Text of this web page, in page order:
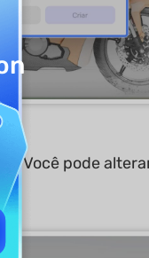
". Você pode